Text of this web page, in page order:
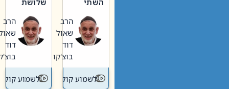
וערב של
חיינו
הרב
שאול
דוד
בוצ'קו
לשמוע קול תורה – מדרש
האבות
הרב
שאול
דוד
בוצ'קו
לשמוע קול